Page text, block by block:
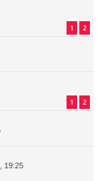
1 2
1 2
19:25